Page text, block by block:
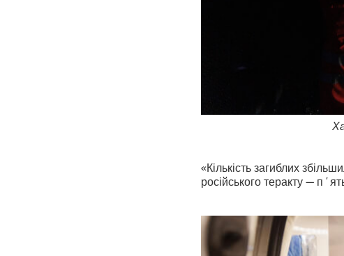
«Кількість загиблих
російського теракту —